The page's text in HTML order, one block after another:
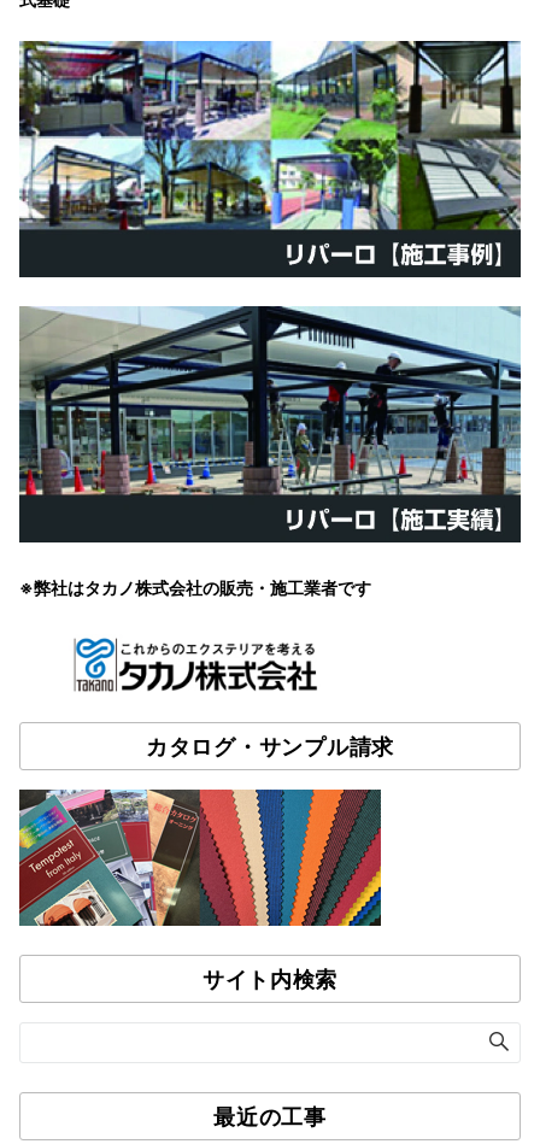
※弊社はタカノ株式会社の販売・施工業者です
カタログ・サンプル請求
サイト内検索
最近の工事